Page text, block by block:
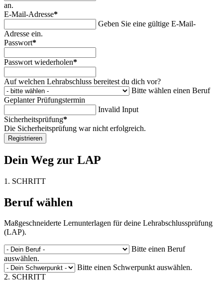
an.
E-Mail-Adresse*
Geben Sie eine gültige E-Mail-
Adresse ein.
Passwort*
Passwort wiederholen*
Auf welchen Lehrabschluss bereitest du dich vor?
Bitte wählen einen Beruf
Geplanter Prüfungstermin
Invalid Input
Sicherheitsprüfung*
Die Sicherheitsprüfung war nicht erfolgreich.
Registrieren
Dein Weg zur LAP
1. SCHRITT
Beruf wählen
Maßgeschneiderte Lernunterlagen für deine Lehrabschlussprüfung
(LAP).
Bitte einen Beruf
auswählen.
Bitte einen Schwerpunkt auswählen.
2. SCHRITT